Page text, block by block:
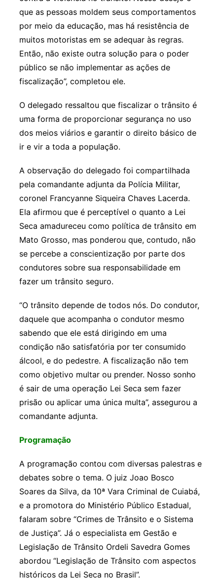
que as pessoas moldem seus comportamentos
por meio da educação, mas há resistência de
muitos motoristas em se adequar às regras.
Então, não existe outra solução para o poder
público se não implementar as ações de
fiscalização”, completou ele.
O delegado ressaltou que fiscalizar o trânsito é
uma forma de proporcionar segurança no uso
dos meios viários e garantir o direito básico de
ir e vir a toda a população.
A observação do delegado foi compartilhada
pela comandante adjunta da Polícia Militar,
coronel Francyanne Siqueira Chaves Lacerda.
Ela afirmou que é perceptível o quanto a Lei
Seca amadureceu como política de trânsito em
Mato Grosso, mas ponderou que, contudo, não
se percebe a conscientização por parte dos
condutores sobre sua responsabilidade em
fazer um trânsito seguro.
“O trânsito depende de todos nós. Do condutor,
daquele que acompanha o condutor mesmo
sabendo que ele está dirigindo em uma
condição não satisfatória por ter consumido
álcool, e do pedestre. A fiscalização não tem
como objetivo multar ou prender. Nosso sonho
é sair de uma operação Lei Seca sem fazer
prisão ou aplicar uma única multa”, assegurou a
comandante adjunta.
Programação
A programação contou com diversas palestras e
debates sobre o tema. O juiz Joao Bosco
Soares da Silva, da 10ª Vara Criminal de Cuiabá,
e a promotora do Ministério Público Estadual,
falaram sobre “Crimes de Trânsito e o Sistema
de Justiça”. Já o especialista em Gestão e
Legislação de Trânsito Ordeli Savedra Gomes
abordou “Legislação de Trânsito com aspectos
históricos da Lei Seca no Brasil”.